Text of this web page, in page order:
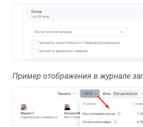
Пример отображения в журнале